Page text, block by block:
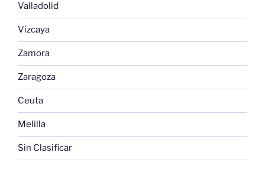
Valladolid
Vizcaya
Zamora
Zaragoza
Ceuta
Melilla
Sin Clasificar